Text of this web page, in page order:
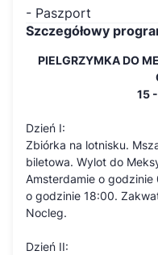
- Paszport
Szczegółowy
PIELGRZYMKA DO
15
Dzień I:
Zbiórka na lotnisku.
biletowa. Wylot do
Amsterdamie o
o godzinie 18:00.
Nocleg.
Dzień II: